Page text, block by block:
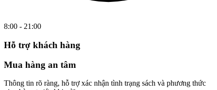
8:00 - 21:00
Hỗ trợ khách hàng
Mua hàng an tâm
Thông tin rõ ràng, hỗ trợ xác nhận tình trạng sách và phương thức